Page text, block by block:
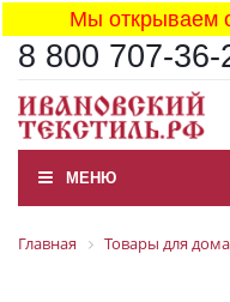
Мы открываем
8 800 707-36-
МЕНЮ
Главная Товары для